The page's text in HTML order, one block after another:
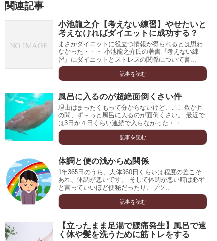
関連記事
小池龍之介【考えない練習】やせたいと
考えなければダイエットに成功する？
まさかダイエットに役立つ情報が得られるとは思わ
なかった・・・ 小池龍之介氏の著書『考えない練
習』にダイエットとストレスの関係について書...
記事を読む
風呂に入るのが超絶面倒くさい件
理由はまったくもって分からないけど、ここ数か月
の間、ず～っと風呂に入るのが面倒くさい。 最近で
は3日か４日くらい連続で入らなかった・・...
記事を読む
体調と便の浅からぬ関係
1年365日のうち、大体360日くらいは程度の差こそ
あれ、体調が悪いです。 そして体調が悪い時は必ず
と言っていいほど便秘だったり、ブツ...
記事を読む
【立ったまま足湯で腰痛発生】風呂で速
く体や髪を洗うために筋トレをする